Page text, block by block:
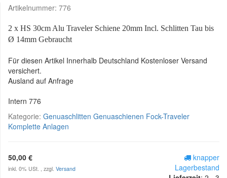
Artikelnummer: 776
2 x HS 30cm Alu Traveler Schiene 20mm Incl. Schlitten Tau bis
Ø 14mm Gebraucht
Für diesen Artikel Innerhalb Deutschland Kostenloser Versand
versichert.
Ausland auf Anfrage
Intern 776
Kategorie: Genuaschlitten Genuaschienen Fock-Traveler
Komplette Anlagen
50,00 €
inkl. 0% USt. , zzgl. Versand
knapper
Lagerbestand